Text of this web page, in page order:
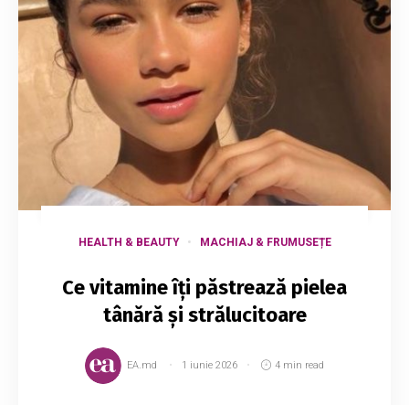
HEALTH & BEAUTY MACHIAJ & FRUMUSEȚE
Ce vitamine îți păstrează pielea
tânără și strălucitoare
EA.md 1 iunie 2026 4 min read